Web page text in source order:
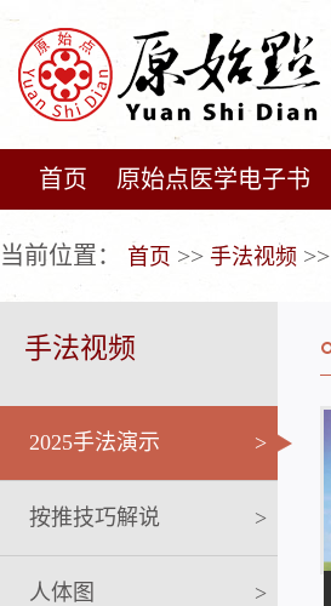
首页 原始点医学电子书
当前位置： 首页 >> 手法视频 >>
手法视频
2025手法演示 >
按推技巧解说 >
人体图 >